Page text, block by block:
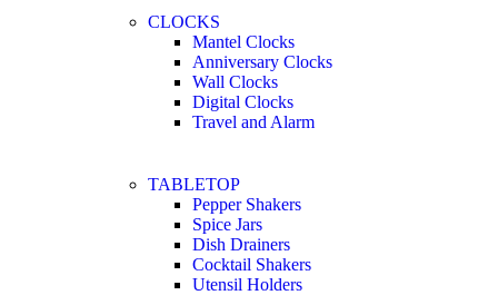
CLOCKS
Mantel Clocks
Anniversary Clocks
Wall Clocks
Digital Clocks
Travel and Alarm
TABLETOP
Pepper Shakers
Spice Jars
Dish Drainers
Сocktail Shakers
Utensil Holders